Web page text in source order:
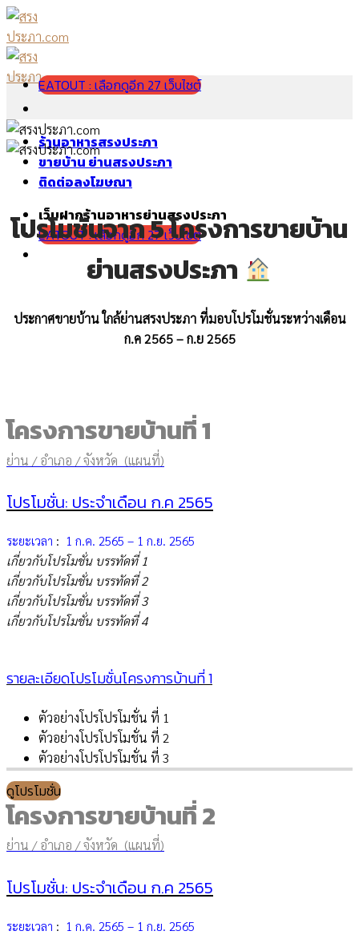
Skip
to
content
ร้านอาหารสรงประภา
ขายบ้าน ย่านสรงประภา
ติดต่อลงโฆษณา
เว็บฝากร้านอาหารย่านสรงประภา
EATOUT : เลือกดูอีก 27 เว็บไซต์
EATOUT : เลือกดูอีก 27 เว็บไซต์
โปรโมชั่นจาก 5 โครงการขายบ้าน
ย่านสรงประภา
ประกาศขายบ้าน ใกล้ย่านสรงประภา ที่มอบโปรโมชั่นระหว่างเดือน
ก.ค 2565 – ก.ย 2565
โครงการขายบ้านที่ 1
ย่าน / อำเภอ / จังหวัด (แผนที่)
โปรโมชั่น: ประจำเดือน ก.ค 2565
ระยะเวลา : 1 ก.ค. 2565 – 1 ก.ย. 2565
เกี่ยวกับโปรโมชั่น บรรทัดที่ 1
เกี่ยวกับโปรโมชั่น บรรทัดที่ 2
เกี่ยวกับโปรโมชั่น บรรทัดที่ 3
เกี่ยวกับโปรโมชั่น บรรทัดที่ 4
รายละเอียดโปรโมชั่นโครงการบ้านที่ 1
ตัวอย่างโปรโปรโมชั่น ที่ 1
ตัวอย่างโปรโปรโมชั่น ที่ 2
ตัวอย่างโปรโปรโมชั่น ที่ 3
ดูโปรโมชั่น
โครงการขายบ้านที่ 2
ย่าน / อำเภอ / จังหวัด (แผนที่)
โปรโมชั่น: ประจำเดือน ก.ค 2565
ระยะเวลา : 1 ก.ค. 2565 – 1 ก.ย. 2565